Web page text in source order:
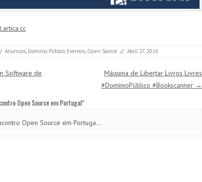
Anúncios, Domínio Público, Eventos, Open Source // Abril 27, 2016
Software de
Máquina de Libertar Livros Livres
#DomínioPúblico #Bookscanner →
Open Source em Portugal”
Open Source em Portuga...